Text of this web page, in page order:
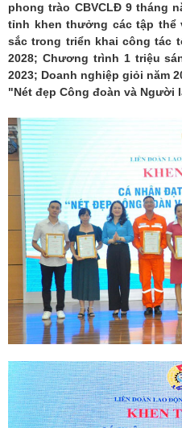
phong trào CBVCLĐ 9 tháng
tỉnh khen thưởng các tập thể
sắc trong triển khai công tác
2028; Chương trình 1 triệu
2023; Doanh nghiệp giỏi năm
"Nét đẹp Công đoàn và Người